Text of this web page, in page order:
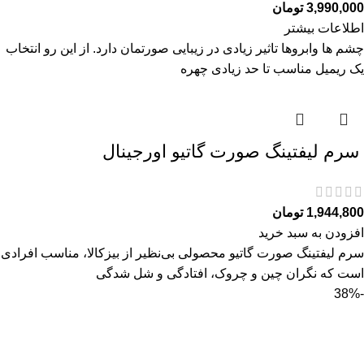
3,990,000 تومان
اطلاعات بیشتر
چشم ها وابروها تاثیر زیادی در زیبایی صورتمان دارد. از این رو انتخاب
یک ریمیل مناسب تا حد زیادی چهره
سرم ليفتينگ صورت گاتیو اورجینال
1,944,800 تومان
افزودن به سبد خرید
سرم ليفتينگ صورت گاتیو محصولی بی‌نظیر از بیزکالا، مناسب افرادی
است که نگران چین و چروک، افتادگی و شل‌ شدگی
-38%